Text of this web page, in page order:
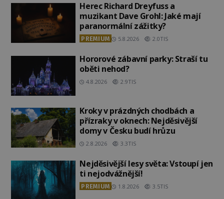
Herec Richard Dreyfuss a
muzikant Dave Grohl: Jaké mají
paranormální zážitky?
PREMIUM 5.8.2026 2.0TIS
Hororové zábavní parky: Straší tu
oběti nehod?
4.8.2026 2.9TIS
Kroky v prázdných chodbách a
přízraky v oknech: Nejděsivější
domy v Česku budí hrůzu
2.8.2026 3.3TIS
Nejděsivější lesy světa: Vstoupí jen
ti nejodvážnější!
PREMIUM 1.8.2026 3.5TIS